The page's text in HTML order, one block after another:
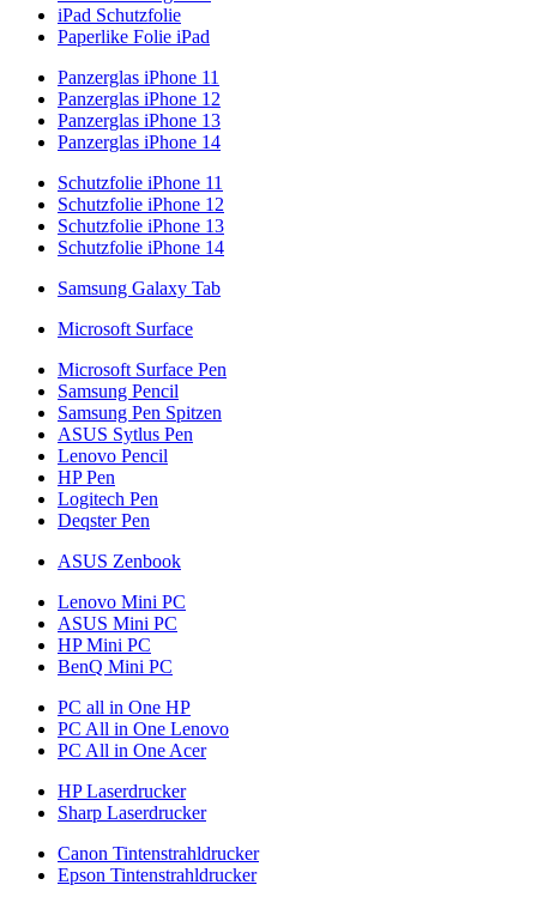
iPad Schutzfolie
Paperlike Folie iPad
Panzerglas iPhone 11
Panzerglas iPhone 12
Panzerglas iPhone 13
Panzerglas iPhone 14
Schutzfolie iPhone 11
Schutzfolie iPhone 12
Schutzfolie iPhone 13
Schutzfolie iPhone 14
Samsung Galaxy Tab
Microsoft Surface
Microsoft Surface Pen
Samsung Pencil
Samsung Pen Spitzen
ASUS Sytlus Pen
Lenovo Pencil
HP Pen
Logitech Pen
Deqster Pen
ASUS Zenbook
Lenovo Mini PC
ASUS Mini PC
HP Mini PC
BenQ Mini PC
PC all in One HP
PC All in One Lenovo
PC All in One Acer
HP Laserdrucker
Sharp Laserdrucker
Canon Tintenstrahldrucker
Epson Tintenstrahldrucker